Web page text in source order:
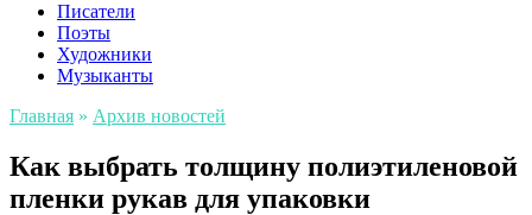
Писатели
Поэты
Художники
Музыканты
Главная » Архив новостей
Как выбрать толщину полиэтиленовой
пленки рукав для упаковки